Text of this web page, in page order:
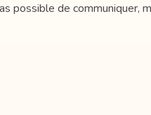
possible de communiquer,